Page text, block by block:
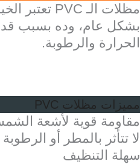
بشكل عام، وده بسبب
الحرارة والرطوبة.
مميزات مظلات PVC
مقاومة قوية لأشعة الشمس
لا تتأثر بالمطر أو الرطوبة
سهلة التنظيف